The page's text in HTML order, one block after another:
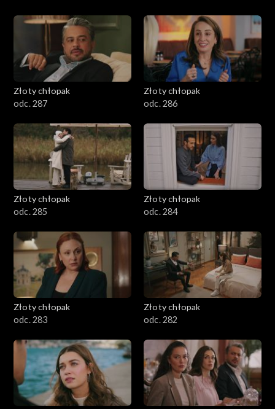
Złoty chłopak
odc. 287
Złoty chłopak
odc. 286
Złoty chłopak
odc. 285
Złoty chłopak
odc. 284
Złoty chłopak
odc. 283
Złoty chłopak
odc. 282